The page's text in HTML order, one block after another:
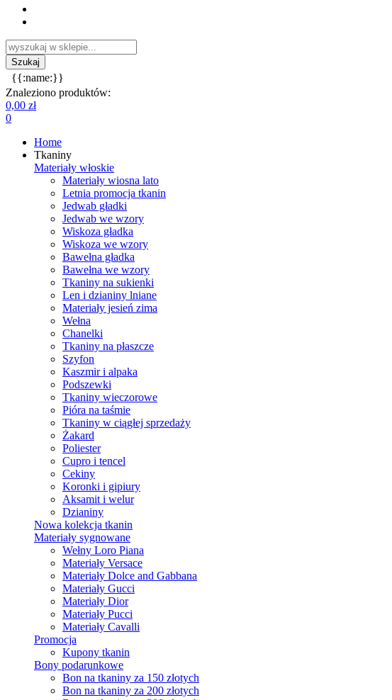
{{:name:}}
Znaleziono produktów:
0,00 zł
0
Home
Tkaniny
Materiały włoskie
Materiały wiosna lato
Letnia promocja tkanin
Jedwab gładki
Jedwab we wzory
Wiskoza gładka
Wiskoza we wzory
Bawełna gładka
Bawełna we wzory
Tkaniny na sukienki
Len i dzianiny lniane
Materiały jesień zima
Wełna
Chanelki
Tkaniny na płaszcze
Szyfon
Kaszmir i alpaka
Podszewki
Tkaniny wieczorowe
Pióra na taśmie
Tkaniny w ciągłej sprzedaży
Żakard
Poliester
Cupro i tencel
Cekiny
Koronki i gipiury
Aksamit i welur
Dzianiny
Nowa kolekcja tkanin
Materiały sygnowane
Wełny Loro Piana
Materiały Versace
Materiały Dolce and Gabbana
Materiały Gucci
Materiały Dior
Materiały Pucci
Materiały Cavalli
Promocja
Kupony tkanin
Bony podarunkowe
Bon na tkaniny za 150 złotych
Bon na tkaniny za 200 złotych